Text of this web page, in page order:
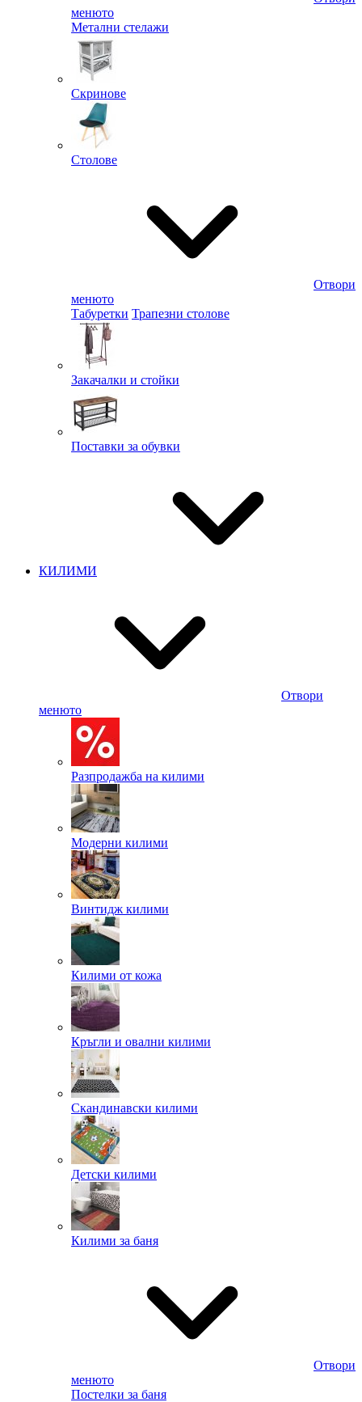
менюто
Метални стелажи
Скринове
Столове
Отвори
менюто
Табуретки Трапезни столове
Закачалки и стойки
Поставки за обувки
КИЛИМИ
Отвори
менюто
Разпродажба на килими
Модерни килими
Винтидж килими
Килими от кожа
Кръгли и овални килими
Скандинавски килими
Детски килими
Килими за баня
Отвори
менюто
Постелки за баня